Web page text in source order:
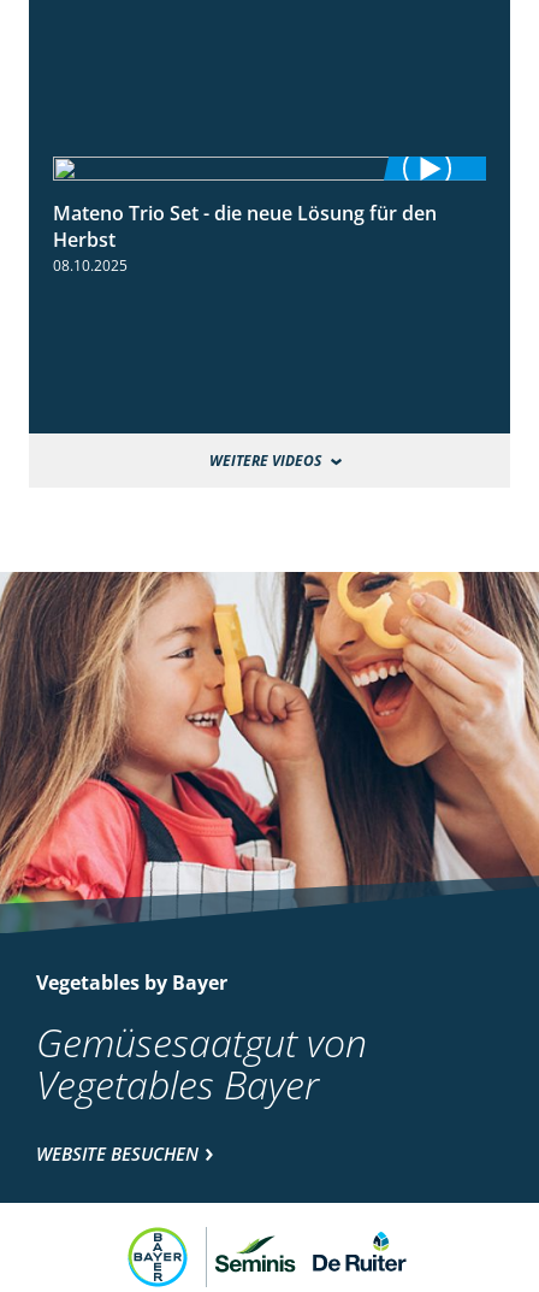
2:22
Mateno Trio Set - die neue Lösung für den
Herbst
08.10.2025
WEITERE VIDEOS
Vegetables by Bayer
Gemüsesaatgut von
Vegetables Bayer
WEBSITE BESUCHEN